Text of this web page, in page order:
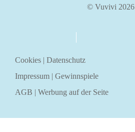
© Vuvivi 2026
Cookies | Datenschutz
Impressum | Gewinnspiele
AGB | Werbung auf der Seite